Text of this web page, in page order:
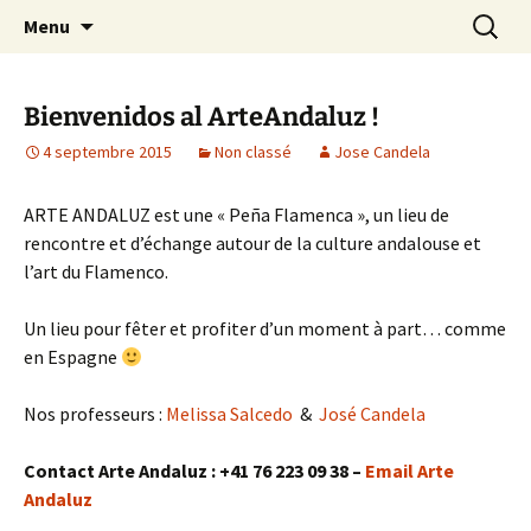
Arte Andaluz
ARTE ANDALUZ est une "Peña Flamenca", un
lieu de rencontre et d'échange autour de la
Menu
Bienvenidos al ArteAndaluz !
4 septembre 2015 Non classé Jose Candela
ARTE ANDALUZ est une « Peña Flamenca », un lieu de
rencontre et d’échange autour de la culture andalouse et
l’art du Flamenco.
Un lieu pour fêter et profiter d’un moment à part… comme
en Espagne
Nos professeurs : Melissa Salcedo & José Candela
Contact Arte Andaluz : +41 76 223 09 38 – Email Arte
Andaluz